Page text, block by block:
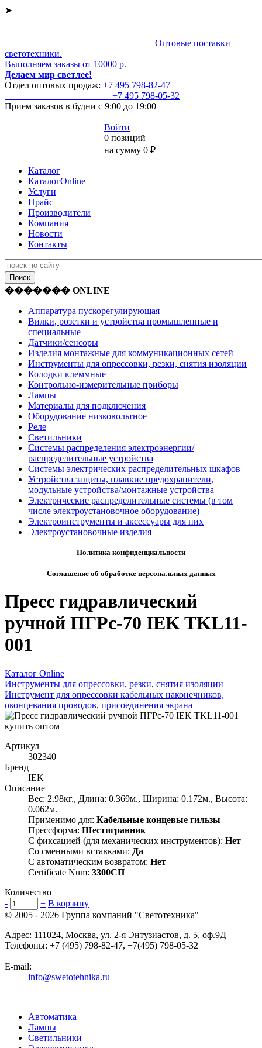
➤
Оптовые поставки
светотехники.
Выполняем заказы от 10000 р.
Делаем мир светлее!
Отдел оптовых продаж: +7 495 798-82-47
+7 495 798-05-32
Прием заказов в будни с 9:00 до 19:00
Войти
0 позиций
на сумму 0 ₽
Каталог
КаталогOnline
Услуги
Прайс
Производители
Компания
Новости
Контакты
������� ONLINE
Аппаратура пускорегулирующая
Вилки, розетки и устройства промышленные и
специальные
Датчики/сенсоры
Изделия монтажные для коммуникационных сетей
Инструменты для опрессовки, резки, снятия изоляции
Колодки клеммные
Контрольно-измерительные приборы
Лампы
Материалы для подключения
Оборудование низковольтное
Реле
Светильники
Системы распределения электроэнергии/
распределительные устройства
Системы электрических распределительных шкафов
Устройства защиты, плавкие предохранители,
модульные устройства/монтажные устройства
Электрические распределительные системы (в том
числе электроустановочное оборудование)
Электроинструменты и аксессуары для них
Электроустановочные изделия
Политика конфиденциальности
Соглашение об обработке персональных данных
Пресс гидравлический
ручной ПГРc-70 IEK TKL11-
001
Каталог Online
Инструменты для опрессовки, резки, снятия изоляции
Инструмент для опрессовки кабельных наконечников,
оконцевания проводов, присоединения экрана
Артикул
302340
Бренд
IEK
Описание
Вес: 2.98кг., Длина: 0.369м., Ширина: 0.172м., Высота:
0.062м.
Применимо для: Кабельные концевые гильзы
Прессформа: Шестигранник
С фиксацией (для механических инструментов): Нет
Со сменными вставками: Да
С автоматическим возвратом: Нет
Certificate Num: 3300СП
Количество
-
+ В корзину
© 2005 - 2026 Группа компаний "Светотехника"
Адрес: 111024, Москва, ул. 2-я Энтузиастов, д. 5, оф.9Д
Телефоны: +7 (495) 798-82-47, +7(495) 798-05-32
E-mail:
info@swetotehnika.ru
Автоматика
Лампы
Светильники